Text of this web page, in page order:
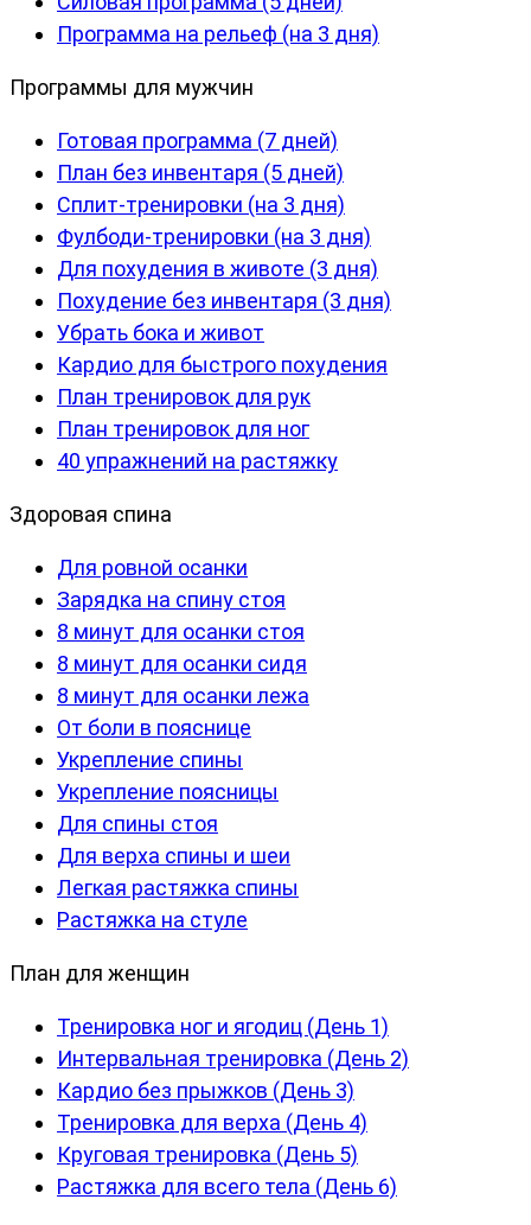
Программа на рельеф (на 3 дня)
Программы для мужчин
Готовая программа (7 дней)
План без инвентаря (5 дней)
Сплит-тренировки (на 3 дня)
Фулбоди-тренировки (на 3 дня)
Для похудения в животе (3 дня)
Похудение без инвентаря (3 дня)
Убрать бока и живот
Кардио для быстрого похудения
План тренировок для рук
План тренировок для ног
40 упражнений на растяжку
Здоровая спина
Для ровной осанки
Зарядка на спину стоя
8 минут для осанки стоя
8 минут для осанки сидя
8 минут для осанки лежа
От боли в пояснице
Укрепление спины
Укрепление поясницы
Для спины стоя
Для верха спины и шеи
Легкая растяжка спины
Растяжка на стуле
План для женщин
Тренировка ног и ягодиц (День 1)
Интервальная тренировка (День 2)
Кардио без прыжков (День 3)
Тренировка для верха (День 4)
Круговая тренировка (День 5)
Растяжка для всего тела (День 6)